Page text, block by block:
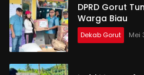
DPRD Gorut
Warga Biau
Dekab Gorut Mei